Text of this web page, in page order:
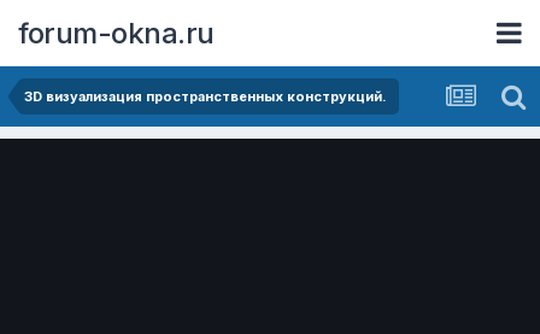
forum-okna.ru
3D визуализация пространственных конструкций.